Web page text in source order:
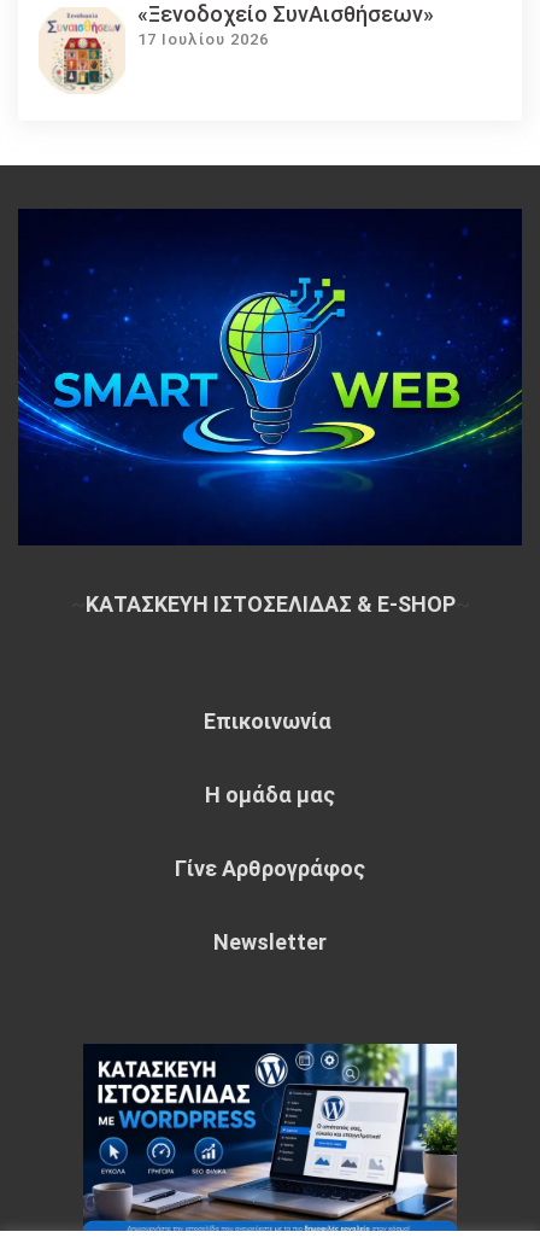
«Ξενοδοχείο ΣυνΑισθήσεων»
17 Ιουλίου 2026
ΚΑΤΑΣΚΕΥΗ ΙΣΤΟΣΕΛΙΔΑΣ & E-SHOP~
Επικοινωνία
Η ομάδα μας
Γίνε Αρθρογράφος
Newsletter